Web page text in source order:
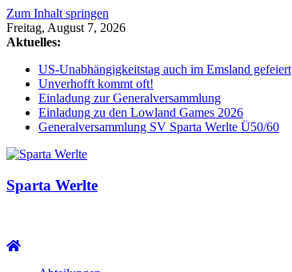
Zum Inhalt springen
Freitag, August 7, 2026
Aktuelles:
US-Unabhängigkeitstag auch im Emsland gefeiert
Unverhofft kommt oft!
Einladung zur Generalversammlung
Einladung zu den Lowland Games 2026
Generalversammlung SV Sparta Werlte Ü50/60
Sparta Werlte